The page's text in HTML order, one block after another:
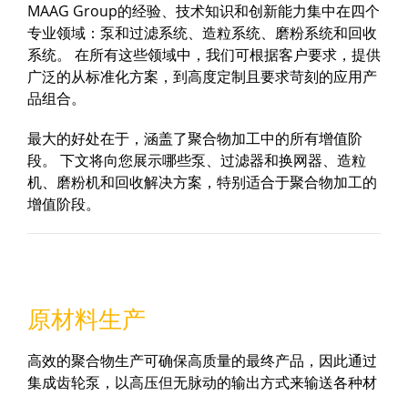
MAAG Group的经验、技术知识和创新能力集中在四个
专业领域：泵和过滤系统、造粒系统、磨粉系统和回收
系统。 在所有这些领域中，我们可根据客户要求，提供
广泛的从标准化方案，到高度定制且要求苛刻的应用产
品组合。
最大的好处在于，涵盖了聚合物加工中的所有增值阶
段。 下文将向您展示哪些泵、过滤器和换网器、造粒
机、磨粉机和回收解决方案，特别适合于聚合物加工的
增值阶段。
原材料生产
高效的聚合物生产可确保高质量的最终产品，因此通过
集成齿轮泵，以高压但无脉动的输出方式来输送各种材